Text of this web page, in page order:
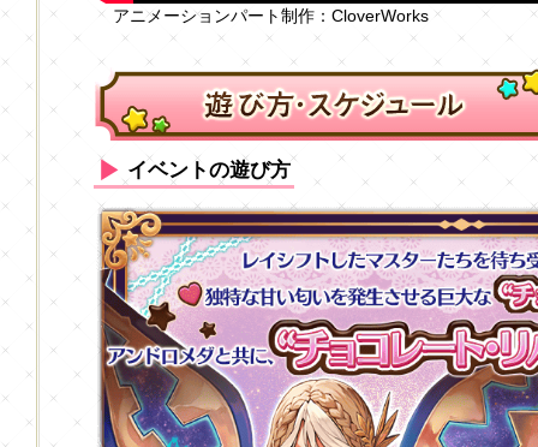
アニメーションパート制作：CloverWorks
イベントの遊び方